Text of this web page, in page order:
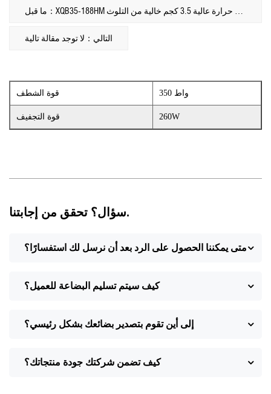
التالي：لا توجد مقالة تالية
قوة الشطف 350 واط
قوة التجفيف 260W
سؤال؟ تحقق من إجابتنا.
متى يمكننا الحصول على الرد بعد أن نرسل لك استفسارًا؟
كيف سيتم تسليم البضاعة للعميل؟
إلى أين تقوم بتصدير بضائعك بشكل رئيسي؟
كيف تضمن شركتك جودة منتجاتك؟